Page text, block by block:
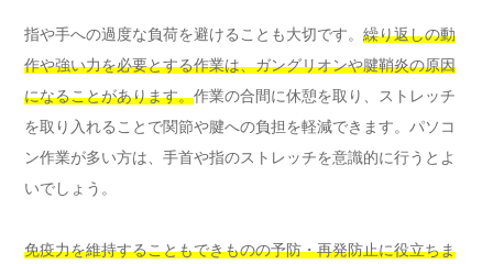
指や手への過度な負荷を避けることも大切です。 繰り返しの動
作や強い力を必要とする作業は、ガングリオンや腱鞘炎の原因
になることがあります。作業の合間に休憩を取り、ストレッチ
を取り入れることで関節や腱への負担を軽減できます。パソコ
ン作業が多い方は、手首や指のストレッチを意識的に行うとよ
いでしょう。
免疫力を維持することもできものの予防・再発防止に役立ちま